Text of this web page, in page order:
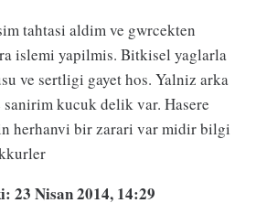
tahtasi aldim ve gwrcekten
islemi yapilmis. Bitkisel yaglarla
ve sertligi gayet hos. Yalniz arka
kucuk delik var. Hasere
herhanvi bir zarari var midir bilgi
23 Nisan 2014, 14:29